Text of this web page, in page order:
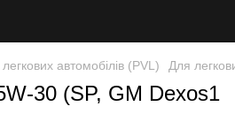
автомобілів (PVL) Для
30 (SP, GM Dexos1